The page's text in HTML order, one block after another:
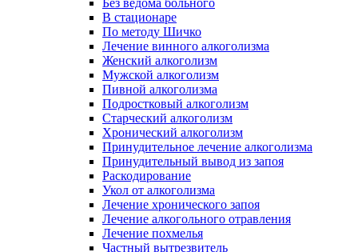
Без ведома больного
В стационаре
По методу Шичко
Лечение винного алкоголизма
Женский алкоголизм
Мужской алкоголизм
Пивной алкоголизма
Подростковый алкоголизм
Старческий алкоголизм
Хронический алкоголизм
Принудительное лечение алкоголизма
Принудительный вывод из запоя
Раскодирование
Укол от алкоголизма
Лечение хронического запоя
Лечение алкогольного отравления
Лечение похмелья
Частный вытрезвитель